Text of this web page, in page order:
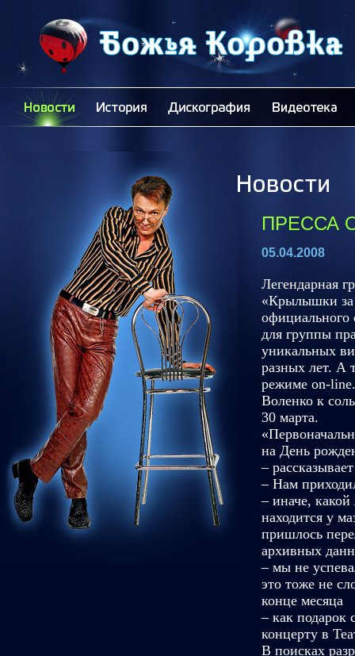
ПРЕССА
05.04.2008
Легендарная
«Крылышки за
официального
для группы
уникальных
разных лет. А
режиме on-
Воленко к
30 марта.
на День
–
– Нам
– иначе,
находится у
пришлось
архивных
– мы не
это тоже не
конце месяца
– как подарок
концерту в
В поисках